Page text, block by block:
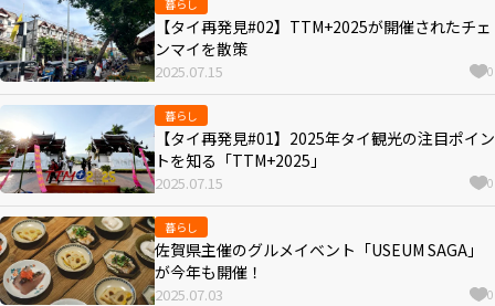
暮らし
【タイ再発見#02】TTM+2025が開催されたチェ
ンマイを散策
2025.07.15 0
暮らし
【タイ再発見#01】2025年タイ観光の注目ポイン
トを知る「TTM+2025」
2025.07.15 0
暮らし
佐賀県主催のグルメイベント「USEUM SAGA」
が今年も開催！
2025.07.03 0